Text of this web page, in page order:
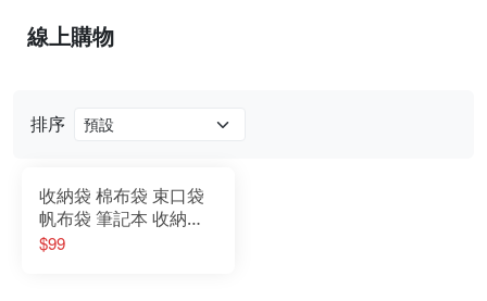
排序
收納袋 棉布袋 束口袋
帆布袋 筆記本 收納袋
小物收納
$99
線上購物